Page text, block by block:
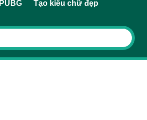
PUBG Tạo kiểu chữ đẹp